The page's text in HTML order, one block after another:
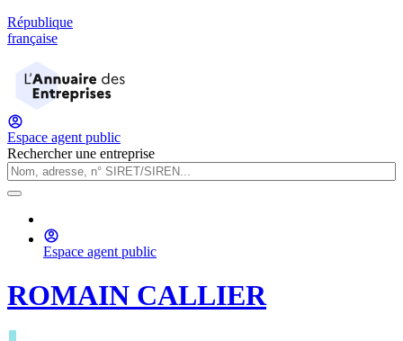
République
française
Espace agent public
Rechercher une entreprise
Espace agent public
ROMAIN CALLIER